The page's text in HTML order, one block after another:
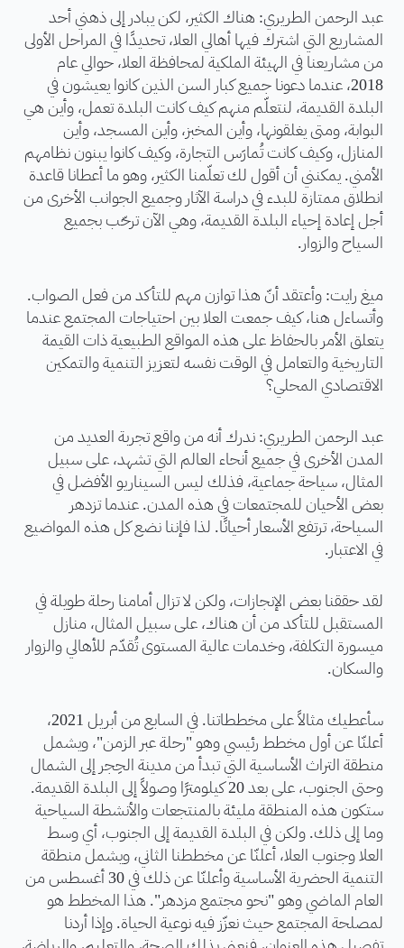
عبد الرحمن الطريري: هناك الكثير، لكن يبادر إلى ذهني أحد
المشاريع التي اشترك فيها أهالي العلا، تحديدًا في المراحل الأولى
من مشاريعنا في الهيئة الملكية لمحافظة العلا، حوالي عام
2018، عندما دعونا جميع كبار السن الذين كانوا يعيشون في
البلدة القديمة، لنتعلّم منهم كيف كانت البلدة تعمل، وأين هي
البوابة، ومتى يغلقونها، وأين المخبز، وأين المسجد، وأين
المنازل، وكيف كانت تُمارَس التجارة، وكيف كانوا يبنون نظامهم
الأمني. يمكنني أن أقول لك تعلّمنا الكثير، وهو ما أعطانا قاعدة
انطلاق ممتازة للبدء في دراسة الآثار وجميع الجوانب الأخرى من
أجل إعادة إحياء البلدة القديمة، وهي الآن ترحّب بجميع
السياح والزوار.
ميغ رايت: وأعتقد أنّ هذا توازن مهم للتأكد من فعل الصواب.
وأتساءل هنا، كيف جمعت العلا بين احتياجات المجتمع عندما
يتعلق الأمر بالحفاظ على هذه المواقع الطبيعية ذات القيمة
التاريخية والتعامل في الوقت نفسه لتعزيز التنمية والتمكين
الاقتصادي المحلي؟
عبد الرحمن الطريري: ندرك أنه من واقع تجربة العديد من
المدن الأخرى في جميع أنحاء العالم التي تشهد، على سبيل
المثال، سياحة جماعية، فذلك ليس السيناريو الأفضل في
بعض الأحيان للمجتمعات في هذه المدن. عندما تزدهر
السياحة، ترتفع الأسعار أحيانًا. لذا فإننا نضع كل هذه المواضيع
في الاعتبار.
لقد حققنا بعض الإنجازات، ولكن لا تزال أمامنا رحلة طويلة في
المستقبل للتأكد من أن هناك، على سبيل المثال، منازل
ميسورة التكلفة، وخدمات عالية المستوى تُقدّم للأهالي والزوار
والسكان.
سأعطيك مثالاً على مخططاتنا. في السابع من أبريل 2021،
أعلنّا عن أول مخطط رئيسي وهو "رحلة عبر الزمن"، ويشمل
منطقة التراث الأساسية التي تبدأ من مدينة الحِجر إلى الشمال
وحتى الجنوب، على بعد 20 كيلومترًا وصولاً إلى البلدة القديمة.
ستكون هذه المنطقة مليئة بالمنتجعات والأنشطة السياحية
وما إلى ذلك. ولكن في البلدة القديمة إلى الجنوب، أي وسط
العلا وجنوب العلا، أعلنّا عن مخططنا الثاني، ويشمل منطقة
التنمية الحضرية الأساسية وأعلنّا عن ذلك في 30 أغسطس من
العام الماضي وهو "نحو مجتمع مزدهر". هذا المخطط هو
لمصلحة المجتمع حيث نعزّز فيه نوعية الحياة. وإذا أردنا